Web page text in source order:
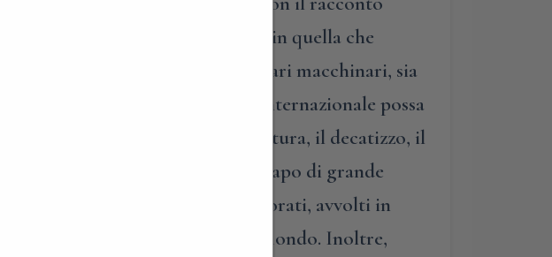
per poi condurvi in produzione, in quella che
modo di conoscere straordinari macchinari, sia
idea di uno stilista internazionale possa
tessuti quali il lavaggio, la garzatura, il decatizzo, il
lavoro che c’è dietro un capo di grande
dagli straordinari tessuti lavorati, avvolti in
grandi capitali della moda del mondo. Inoltre,